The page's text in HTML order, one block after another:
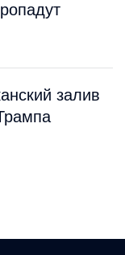
залив